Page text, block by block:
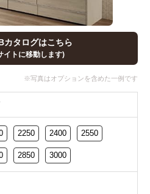
カタログはこちら
イトに移動します)
2250 2400 2550
2850 3000